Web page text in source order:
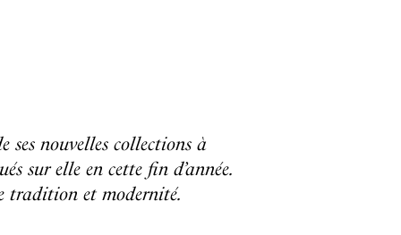
ses nouvelles collections à
sur elle en cette fin d’année.
tradition et modernité.